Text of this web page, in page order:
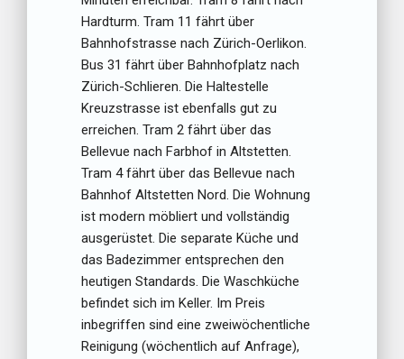
Hardturm. Tram 11 fährt über
Bahnhofstrasse nach Zürich-Oerlikon.
Bus 31 fährt über Bahnhofplatz nach
Zürich-Schlieren. Die Haltestelle
Kreuzstrasse ist ebenfalls gut zu
erreichen. Tram 2 fährt über das
Bellevue nach Farbhof in Altstetten.
Tram 4 fährt über das Bellevue nach
Bahnhof Altstetten Nord. Die Wohnung
ist modern möbliert und vollständig
ausgerüstet. Die separate Küche und
das Badezimmer entsprechen den
heutigen Standards. Die Waschküche
befindet sich im Keller. Im Preis
inbegriffen sind eine zweiwöchentliche
Reinigung (wöchentlich auf Anfrage),